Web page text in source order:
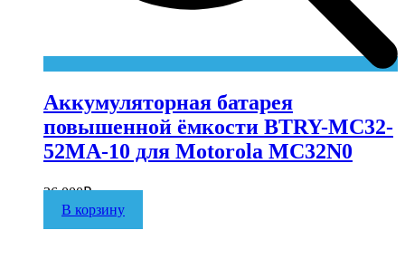
Аккумуляторная батарея
повышенной ёмкости BTRY-MC32-
52MA-10 для Motorola MC32N0
36 000₽
В корзину